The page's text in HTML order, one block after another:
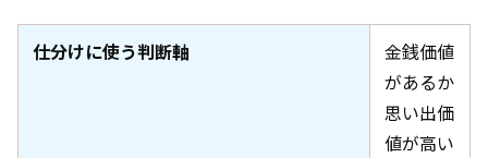
仕分けに使う判断軸
金銭価値
があるか
思い出価
値が高い